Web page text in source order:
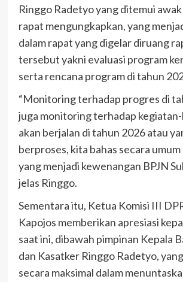
Ringgo Radetyo yang ditemui awak
rapat mengungkapkan, yang
dalam rapat yang digelar diruang
tersebut yakni evaluasi program
serta rencana program di tahun
“Monitoring terhadap progres di
juga monitoring terhadap
akan berjalan di tahun 2026 atau
berproses, kita bahas secara
yang menjadi kewenangan BPJN
jelas Ringgo.
Sementara itu, Ketua Komisi III
Kapojos memberikan apresiasi
saat ini, dibawah pimpinan Kepala
dan Kasatker Ringgo Radetyo,
secara maksimal dalam